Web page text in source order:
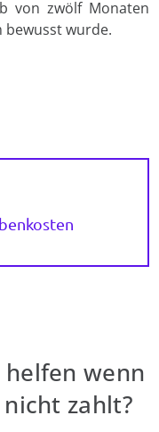
von zwölf Monaten
wurde.
wenn
zahlt?